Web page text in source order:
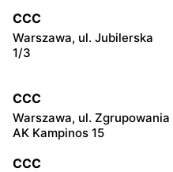
CCC
Warszawa, ul. Jubilerska
1/3
CCC
Warszawa, ul. Zgrupowania
AK Kampinos 15
CCC